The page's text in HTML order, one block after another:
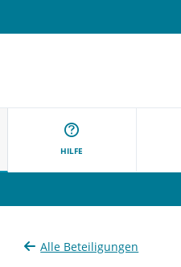
HILFE
Alle Beteiligungen